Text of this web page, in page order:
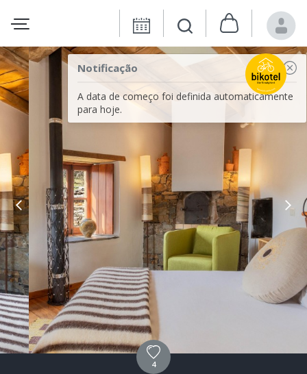
Notificação
A data de começo foi definida automaticamente
para hoje.
4